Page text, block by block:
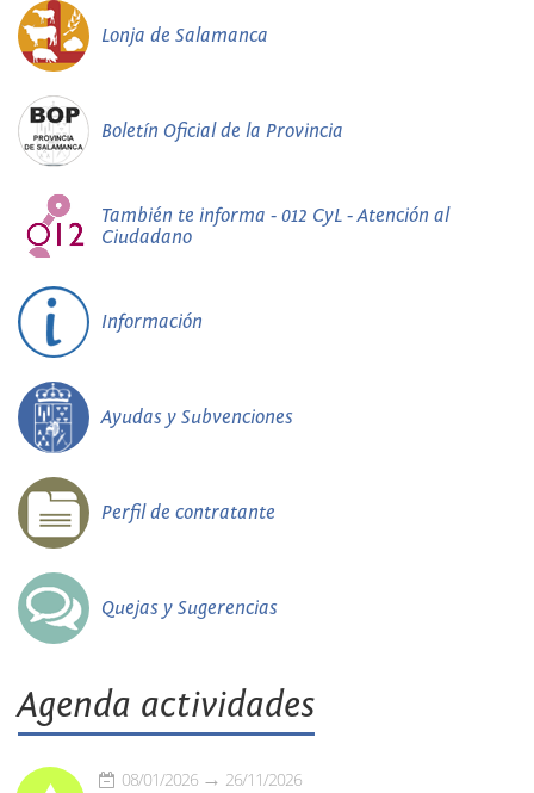
Lonja de Salamanca
Boletín Oficial de la Provincia
También te informa - 012 CyL - Atención al
Ciudadano
Información
Ayudas y Subvenciones
Perfil de contratante
Quejas y Sugerencias
Agenda actividades
08/01/2026 26/11/2026